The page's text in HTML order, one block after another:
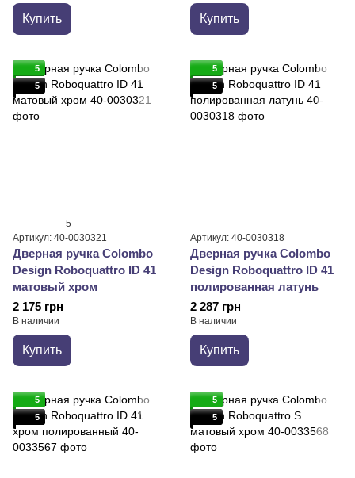
Купить Купить
5
5
5
Артикул: 40-0030321
Дверная ручка Colombo
Design Roboquattro ID 41
матовый хром
2 175 грн
В наличии
Купить
5
5
Артикул: 40-0030318
Дверная ручка Colombo
Design Roboquattro ID 41
полированная латунь
2 287 грн
В наличии
Купить
5
5
5
5